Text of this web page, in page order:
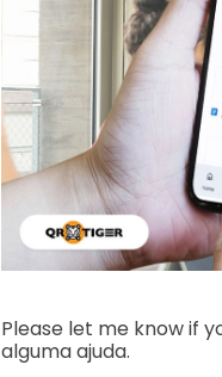
Please let me know if
alguma ajuda.